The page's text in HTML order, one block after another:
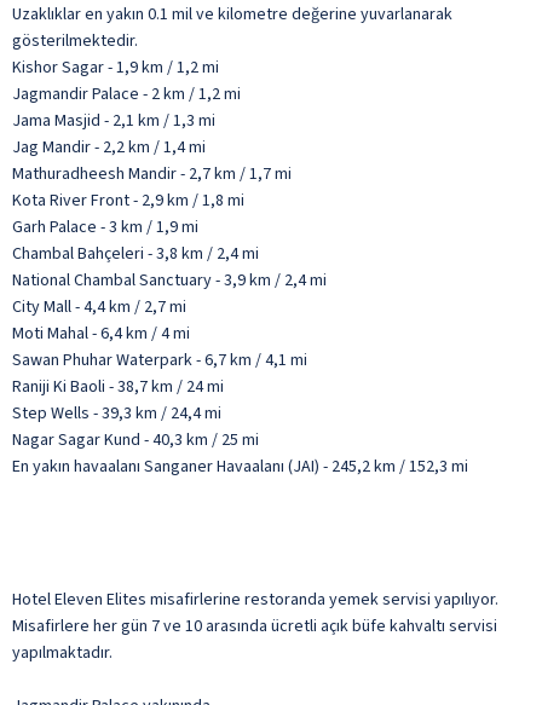
Uzaklıklar en yakın 0.1 mil ve kilometre değerine yuvarlanarak
gösterilmektedir.
Kishor Sagar - 1,9 km / 1,2 mi
Jagmandir Palace - 2 km / 1,2 mi
Jama Masjid - 2,1 km / 1,3 mi
Jag Mandir - 2,2 km / 1,4 mi
Mathuradheesh Mandir - 2,7 km / 1,7 mi
Kota River Front - 2,9 km / 1,8 mi
Garh Palace - 3 km / 1,9 mi
Chambal Bahçeleri - 3,8 km / 2,4 mi
National Chambal Sanctuary - 3,9 km / 2,4 mi
City Mall - 4,4 km / 2,7 mi
Moti Mahal - 6,4 km / 4 mi
Sawan Phuhar Waterpark - 6,7 km / 4,1 mi
Raniji Ki Baoli - 38,7 km / 24 mi
Step Wells - 39,3 km / 24,4 mi
Nagar Sagar Kund - 40,3 km / 25 mi
En yakın havaalanı Sanganer Havaalanı (JAI) - 245,2 km / 152,3 mi
Hotel Eleven Elites misafirlerine restoranda yemek servisi yapılıyor.
Misafirlere her gün 7 ve 10 arasında ücretli açık büfe kahvaltı servisi
yapılmaktadır.